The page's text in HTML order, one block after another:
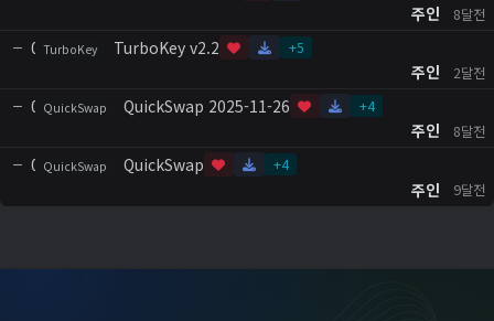
주인
8달전
0 TurboKey TurboKey v2.2 +5
주인 2달전
0 QuickSwap QuickSwap 2025-11-26 +4
주인 8달전
0 QuickSwap QuickSwap +4
주인 9달전